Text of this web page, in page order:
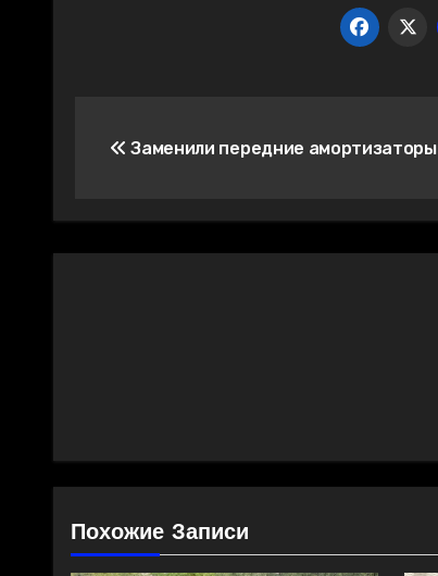
по
Заменили передние амортизаторы
Похожие Записи